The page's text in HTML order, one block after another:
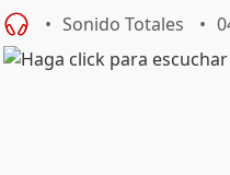
Sonido Totales